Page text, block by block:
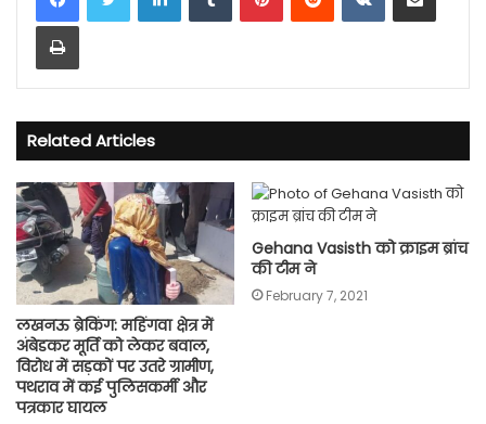
Print
Related Articles
लखनऊ ब्रेकिंग: महिंगवा क्षेत्र में
अंबेडकर मूर्ति को लेकर बवाल,
विरोध में सड़कों पर उतरे ग्रामीण,
पथराव में कई पुलिसकर्मी और
पत्रकार घायल
Gehana Vasisth को क्राइम ब्रांच
की टीम ने
February 7, 2021